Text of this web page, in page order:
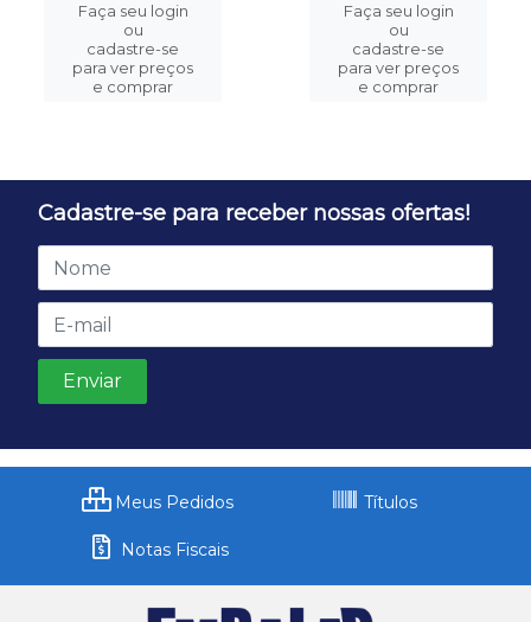
Faça seu login
ou
cadastre-se
para ver preços
e comprar
Faça seu login
ou
cadastre-se
para ver preços
e comprar
Cadastre-se para receber nossas ofertas!
Meus Pedidos Títulos
Notas Fiscais